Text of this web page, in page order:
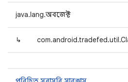
java.lang.অবজেক্ট
↳